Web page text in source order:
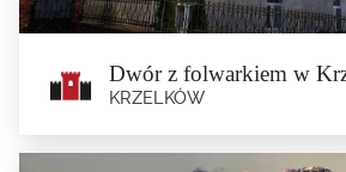
Dwór z folwarkiem w
KRZELKÓW